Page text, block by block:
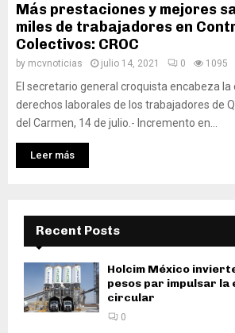
Más prestaciones y mejores
miles de trabajadores en
Colectivos: CROC
by mcvnoticias julio 14, 2021 0 1095
El secretario general croquista encabeza la
derechos laborales de los trabajadores de
del Carmen, 14 de julio.- Incremento en...
Leer más
Recent Posts
Holcim México
pesos par impulsar la
circular
0